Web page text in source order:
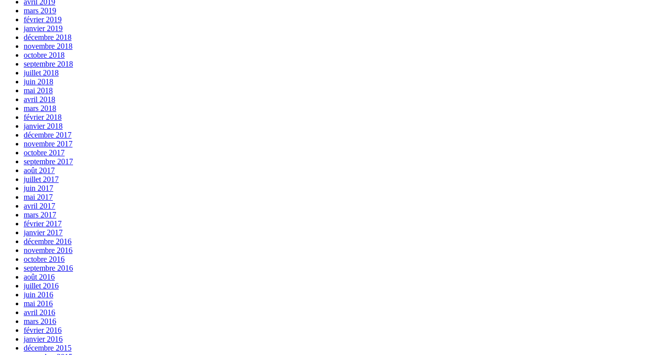
mars 2019
février 2019
janvier 2019
décembre 2018
novembre 2018
octobre 2018
septembre 2018
juillet 2018
juin 2018
mai 2018
avril 2018
mars 2018
février 2018
janvier 2018
décembre 2017
novembre 2017
octobre 2017
septembre 2017
août 2017
juillet 2017
juin 2017
mai 2017
avril 2017
mars 2017
février 2017
janvier 2017
décembre 2016
novembre 2016
octobre 2016
septembre 2016
août 2016
juillet 2016
juin 2016
mai 2016
avril 2016
mars 2016
février 2016
janvier 2016
décembre 2015